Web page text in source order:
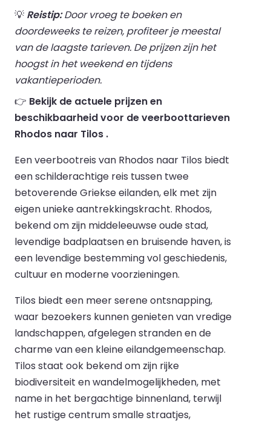
💡 Reistip:Door vroeg te boeken en
doordeweeks te reizen, profiteer je meestal
van de laagste tarieven. De prijzen zijn het
hoogst in het weekend en tijdens
vakantieperioden.
👉 Bekijk de actuele prijzen en
beschikbaarheid voor de veerboottarieven
Rhodos naar Tilos .
Een veerbootreis van Rhodos naar Tilos biedt
een schilderachtige reis tussen twee
betoverende Griekse eilanden, elk met zijn
eigen unieke aantrekkingskracht. Rhodos,
bekend om zijn middeleeuwse oude stad,
levendige badplaatsen en bruisende haven, is
een levendige bestemming vol geschiedenis,
cultuur en moderne voorzieningen.
Tilos biedt een meer serene ontsnapping,
waar bezoekers kunnen genieten van vredige
landschappen, afgelegen stranden en de
charme van een kleine eilandgemeenschap.
Tilos staat ook bekend om zijn rijke
biodiversiteit en wandelmogelijkheden, met
name in het bergachtige binnenland, terwijl
het rustige centrum smalle straatjes,